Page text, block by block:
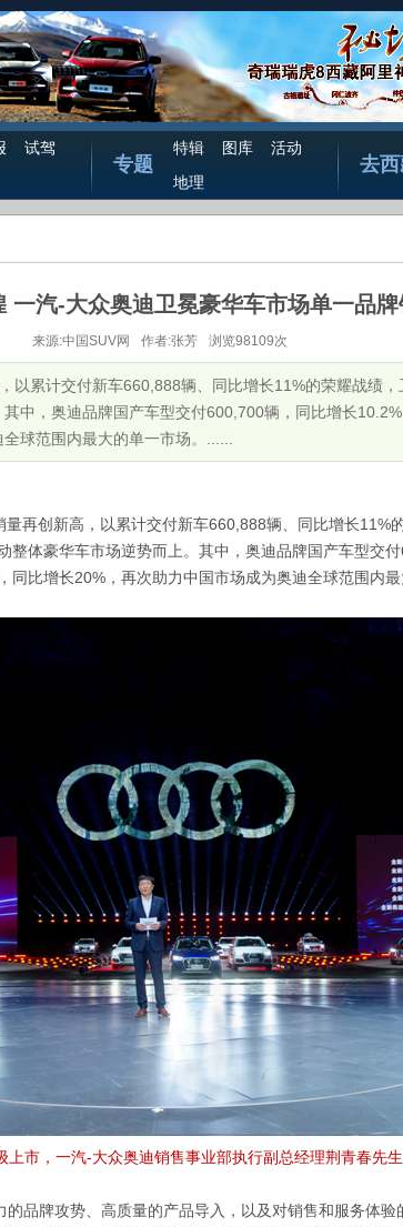
试驾
专题
特辑 图库
活动
地理
去
一汽-大众奥迪卫冕豪华车市场单一品
来源:中国SUV网 作者:张芳 浏览98109次
以累计交付新车660,888辆、同比增长11%的荣耀战绩
中，奥迪品牌国产车型交付600,700辆，同比增长
球范围内最大的单一市场。......
再创新高，以累计交付新车660,888辆、同比增长11%
整体豪华车市场逆势而上。其中，奥迪品牌国产车型交
同比增长20%，再次助力中国市场成为奥迪全球范围内
上市，一汽-大众奥迪销售事业部执行副总经理荆青春先
的品牌攻势、高质量的产品导入，以及对销售和服务体